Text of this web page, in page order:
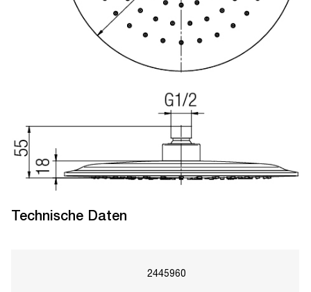
Technische Daten
2445960